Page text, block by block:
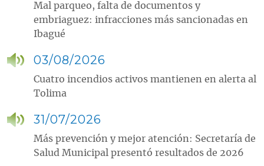
Mal parqueo, falta de documentos y
embriaguez: infracciones más sancionadas en
Ibagué
03/08/2026
Cuatro incendios activos mantienen en alerta al
Tolima
31/07/2026
Más prevención y mejor atención: Secretaría de
Salud Municipal presentó resultados de 2026